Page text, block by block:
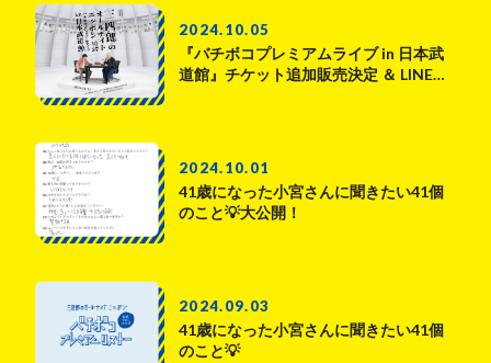
2024.10.05
『バチボコプレミアムライブ in 日本武
道館』チケット追加販売決定 ＆ LINE…
2024.10.01
41歳になった小宮さんに聞きたい41個
のこと💡大公開！
2024.09.03
41歳になった小宮さんに聞きたい41個
のこと💡